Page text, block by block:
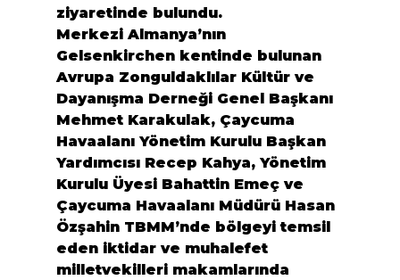
ziyaretinde bulundu.
Merkezi Almanya’nın
Gelsenkirchen kentinde bulunan
Avrupa Zonguldaklılar Kültür ve
Dayanışma Derneği Genel Başkanı
Mehmet Karakulak, Çaycuma
Havaalanı Yönetim Kurulu Başkan
Yardımcısı Recep Kahya, Yönetim
Kurulu Üyesi Bahattin Emeç ve
Çaycuma Havaalanı Müdürü Hasan
Özşahin TBMM’nde bölgeyi temsil
eden iktidar ve muhalefet
milletvekilleri makamlarında